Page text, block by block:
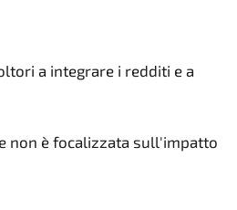
a integrare i redditi e a
non è focalizzata sull'impatto